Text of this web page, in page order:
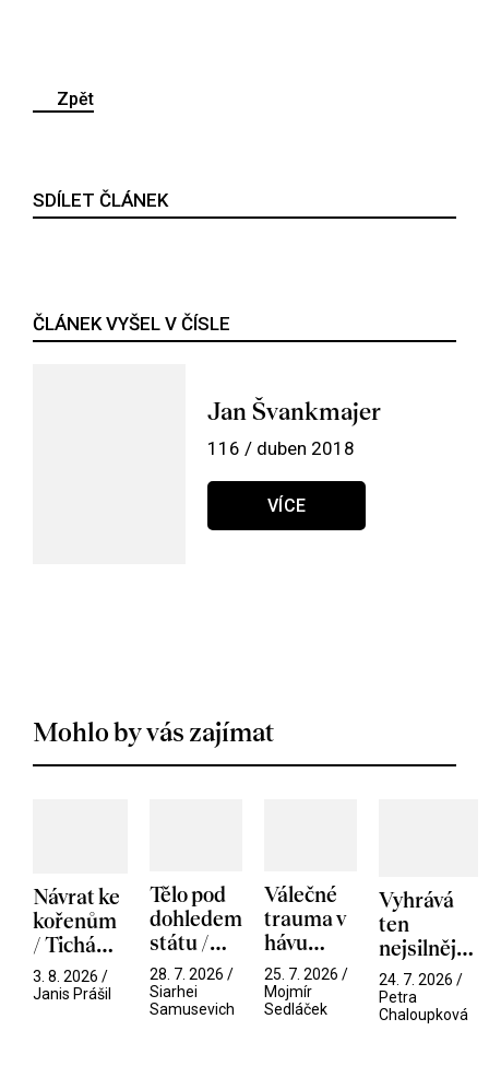
Zpět
SDÍLET ČLÁNEK
ČLÁNEK VYŠEL V ČÍSLE
Jan Švankmajer
116 / duben 2018
VÍCE
Mohlo by vás zajímat
Návrat ke
kořenům
/ Tichá
přítelkyně
3. 8. 2026 /
Janis Prášil
Tělo pod
dohledem
státu /
Pramen
28. 7. 2026 /
Siarhei
Samusevich
Válečné
trauma v
hávu
spektáklu
/ Odyssea
25. 7. 2026 /
Mojmír
Sedláček
Vyhrává
ten
nejsilnější
/ V nitru
manosféry
24. 7. 2026 /
Petra
Chaloupková